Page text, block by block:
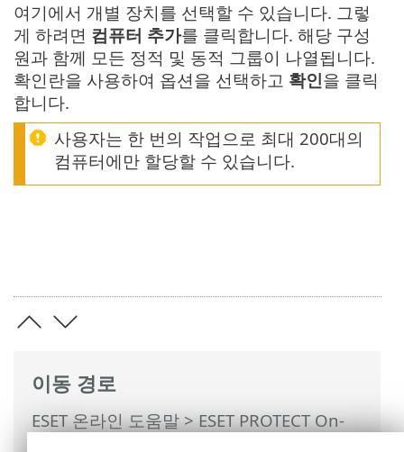
이동 경로
ESET 온라인 도움말>ESET PROTECT On-
여기에서 개별 장치를 선택할 수 있습니다. 그렇
게 하려면 컴퓨터 추가를 클릭합니다. 해당 구성
원과 함께 모든 정적 및 동적 그룹이 나열됩니다.
확인란을 사용하여 옵션을 선택하고 확인을 클릭
합니다.
사용자는 한 번의 작업으로 최대 200대의
컴퓨터에만 할당할 수 있습니다.